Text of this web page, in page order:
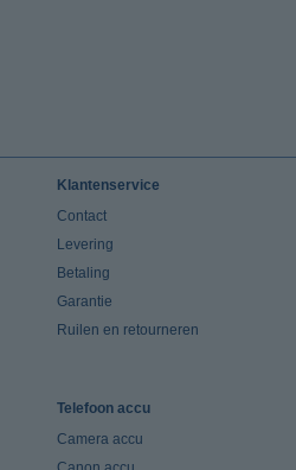
Klantenservice
Contact
Levering
Betaling
Garantie
Ruilen en retourneren
Telefoon accu
Camera accu